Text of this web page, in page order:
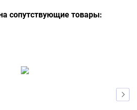
сопутствующие товары: